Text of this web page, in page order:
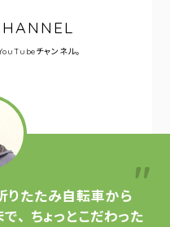
チャンネル。
りたたみ自転車から
、 ちょっとこだわった